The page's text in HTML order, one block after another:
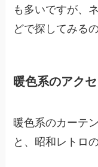
も多いですが、
どで探してみる
暖色系のアクセ
暖色系のカーテ
と、昭和レトロ